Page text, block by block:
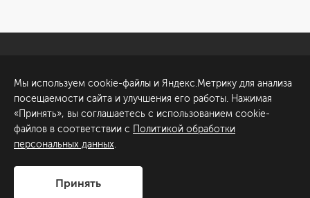
Обсудить проект
ул. Академика Павлова, 6
к1
+7 (812) 200-95-55
Сделано в
Мы используем cookie-файлы и Яндекс.Метрику для анализа
посещаемости сайта и улучшения его работы. Нажимая
«Принять», вы соглашаетесь с использованием cookie-
файлов в соответствии с Политикой обработки
персональных данных.
Принять